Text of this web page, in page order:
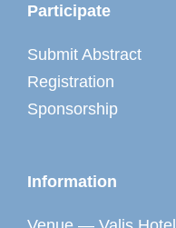
Participate
Submit Abstract
Registration
Sponsorship
Information